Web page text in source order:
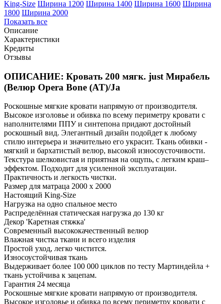
King-Size Ширина 1200 Ширина 1400 Ширина 1600 Ширина
1800 Ширина 2000
Показать все
Описание
Характеристики
Кредиты
Отзывы
ОПИСАНИЕ: Кровать 200 мягк. just Мирабель
(Велюр Opera Bone (AT)/Ja
Роскошные мягкие кровати напрямую от производителя.
Высокое изголовье и обивка по всему периметру кровати с
наполнителями ППУ и синтепона придают достойный
роскошный вид. Элегантный дизайн подойдет к любому
стилю интерьера и значительно его украсит. Ткань обивки -
мягкий и бархатистый велюр, высокой износоусточивости.
Текстура шелковистая и приятная на ощупь, с легким краш–
эффектом. Подходит для усиленной эксплуатации.
Практичность и легкость чистки.
Размер для матраца 2000 x 2000
Настоящий King-Size
Нагрузка на одно спальное место
Распределённая статическая нагрузка до 130 кг
Декор 'Каретная стяжка'
Современный высококачественный велюр
Влажная чистка ткани и всего изделия
Простой уход, легко чистится.
Износоустойчивая ткань
Выдерживает более 100 000 циклов по тесту Мартиндейла +
ткань устойчива к зацепам.
Гарантия 24 месяца
Роскошные мягкие кровати напрямую от производителя.
Высокое изголовье и обивка по всему периметру кровати с